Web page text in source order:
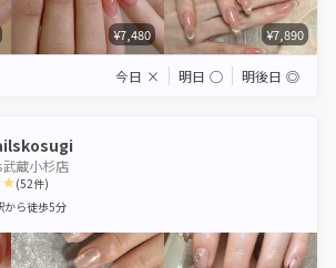
¥7,480 ¥7,890
今日 × 明日 ◯ 明後日 ◎
蔵小杉店
5
(52件)
から徒歩5分